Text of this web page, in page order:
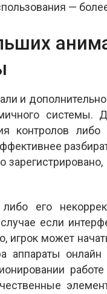
—
и
контролов
либо его
если
игрок может
аппараты